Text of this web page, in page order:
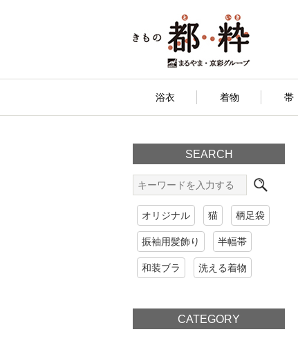
浴衣 着物 帯
SEARCH
オリジナル 猫 柄足袋
振袖用髪飾り 半幅帯
和装ブラ 洗える着物
CATEGORY